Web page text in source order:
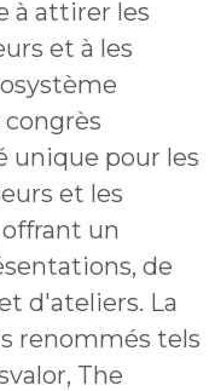
à attirer les
et à les
unique pour les
et les
un
de
d'ateliers. La
renommés tels
The